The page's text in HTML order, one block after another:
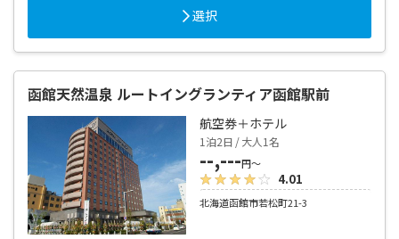
選択
函館天然温泉 ルートイングランティア函館駅前
航空券＋ホテル
1泊2日 / 大人1名
--,---円～
4.01
北海道函館市若松町21-3